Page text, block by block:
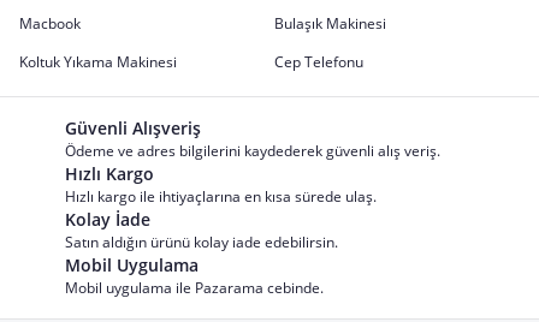
Macbook
Bulaşık Makinesi
Koltuk Yıkama Makinesi
Cep Telefonu
Güvenli Alışveriş
Ödeme ve adres bilgilerini kaydederek güvenli alış veriş.
Hızlı Kargo
Hızlı kargo ile ihtiyaçlarına en kısa sürede ulaş.
Kolay İade
Satın aldığın ürünü kolay iade edebilirsin.
Mobil Uygulama
Mobil uygulama ile Pazarama cebinde.